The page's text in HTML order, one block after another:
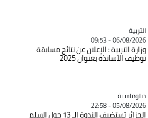
Catégorie
التربية
06/08/2026 - 09:53
وزارة التربية : الإعلان عن نتائج مسابقة
توظيف الأساتذة بعنوان 2025
Catégorie
دبلوماسية
05/08/2026 - 22:58
الجزائر تستضيف الندوة الـ 13 حول السلم